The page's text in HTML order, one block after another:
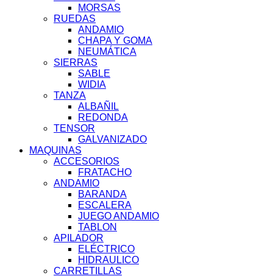
MORSAS
RUEDAS
ANDAMIO
CHAPA Y GOMA
NEUMÁTICA
SIERRAS
SABLE
WIDIA
TANZA
ALBAÑIL
REDONDA
TENSOR
GALVANIZADO
MAQUINAS
ACCESORIOS
FRATACHO
ANDAMIO
BARANDA
ESCALERA
JUEGO ANDAMIO
TABLON
APILADOR
ELÉCTRICO
HIDRAULICO
CARRETILLAS